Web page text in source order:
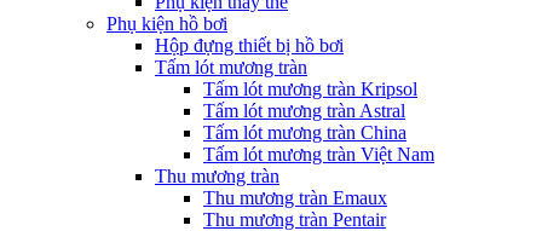
Phụ kiện hồ bơi
Hộp đựng thiết bị hồ bơi
Tấm lót mương tràn
Tấm lót mương tràn Kripsol
Tấm lót mương tràn Astral
Tấm lót mương tràn China
Tấm lót mương tràn Việt Nam
Thu mương tràn
Thu mương tràn Emaux
Thu mương tràn Pentair